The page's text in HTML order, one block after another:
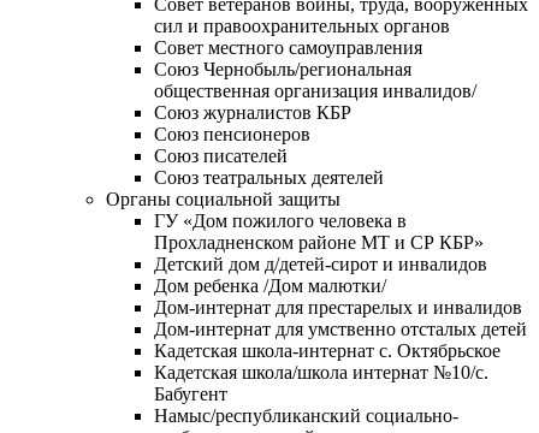
сил и правоохранительных органов
Совет местного самоуправления
Союз Чернобыль/региональная
общественная организация инвалидов/
Союз журналистов КБР
Союз пенсионеров
Союз писателей
Союз театральных деятелей
Органы социальной защиты
ГУ «Дом пожилого человека в
Прохладненском районе МТ и СР КБР»
Детский дом д/детей-сирот и инвалидов
Дом ребенка /Дом малютки/
Дом-интернат для престарелых и инвалидов
Дом-интернат для умственно отсталых детей
Кадетская школа-интернат с. Октябрьское
Кадетская школа/школа интернат №10/с.
Бабугент
Намыс/республиканский социально-